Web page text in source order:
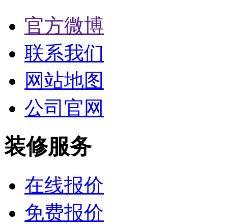
官方微博
联系我们
网站地图
公司官网
装修服务
在线报价
免费报价